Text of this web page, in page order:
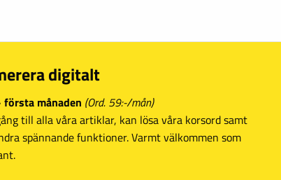
digitalt
första månaden (Ord. 59:-/mån)
till alla våra artiklar, kan lösa våra korsord samt
spännande funktioner. Varmt välkommen som